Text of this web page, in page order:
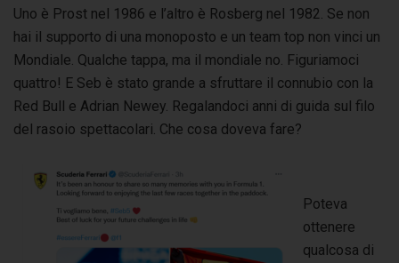
Uno è Prost nel 1986 e l’altro è Rosberg nel 1982. Se non
hai il supporto di una monoposto e un team top non vinci un
Mondiale. Qualche tappa, ma il mondiale no. Figuriamoci
quattro! E Seb è stato grande a sfruttare il connubio con la
Red Bull e Adrian Newey. Regalandoci anni di guida sul filo
del rasoio spettacolari. Che cosa doveva fare?
Poteva
ottenere
qualcosa di